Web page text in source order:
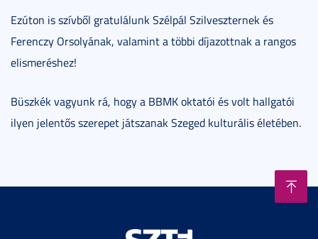
Ezúton is szívből gratulálunk Szélpál Szilveszternek és
Ferenczy Orsolyának, valamint a többi díjazottnak a rangos
elismeréshez!
Büszkék vagyunk rá, hogy a BBMK oktatói és volt hallgatói
ilyen jelentős szerepet játszanak Szeged kulturális életében.